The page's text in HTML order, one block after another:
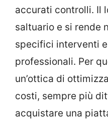
accurati controlli. Il
saltuario e si rende
specifici interventi
professionali. Per
un’ottica di
costi, sempre più
acquistare una